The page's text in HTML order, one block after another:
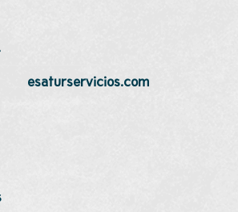
esaturservicios.com